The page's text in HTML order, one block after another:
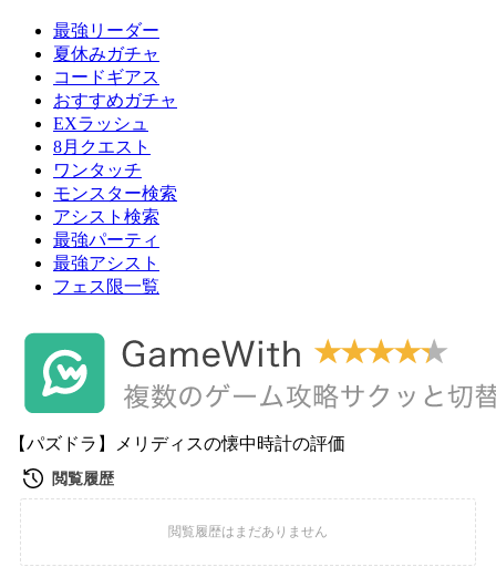
最強リーダー
夏休みガチャ
コードギアス
おすすめガチャ
EXラッシュ
8月クエスト
ワンタッチ
モンスター検索
アシスト検索
最強パーティ
最強アシスト
フェス限一覧
【パズドラ】メリディスの懐中時計の評価